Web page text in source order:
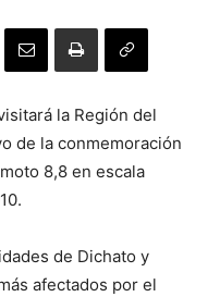
la Región del
de la conmemoración
8,8 en escala
de Dichato y
afectados por el